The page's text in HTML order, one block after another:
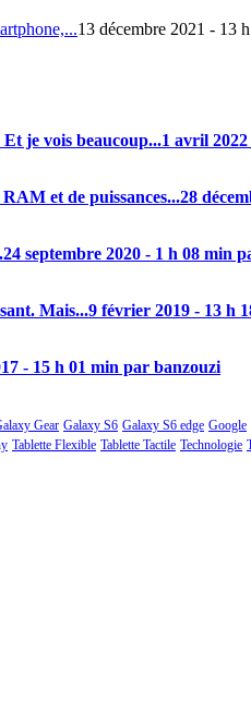
13 décembre 2021 - 13
je vois beaucoup...1 avril
RAM et de puissances...28
.24 septembre 2020 - 1 h 08 min
Mais...9 février 2019 - 13 h
- 15 h 01 min par banzouzi
Gear Galaxy S6 Galaxy S6 edge Google
Tablette Flexible Tablette Tactile Technologie